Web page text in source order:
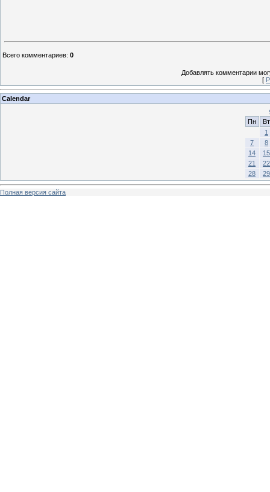
Всего комментариев: 0
Добавлять комментарии
[
Calendar
Пн
Вт
1
7
8
14
15
21
22
28
29
Полная версия сайта